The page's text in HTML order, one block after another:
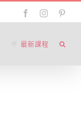
FacebookInstagram
最新課程